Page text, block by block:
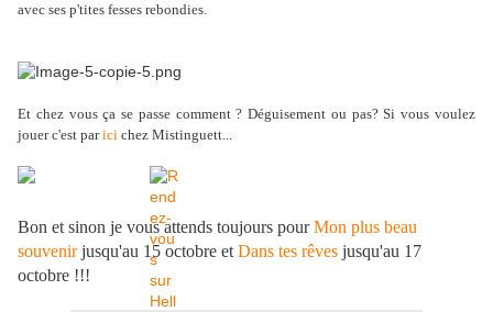
avec ses p'tites fesses rebondies.
Et chez vous ça se passe comment ? Déguisement ou pas? Si vous voulez
jouer c'est parici chez Mistinguett...
Bon et sinon je vous attends toujours pourMon plus beau
souvenirjusqu'au 15 octobre et Dans tes rêves jusqu'au 17
octobre !!!